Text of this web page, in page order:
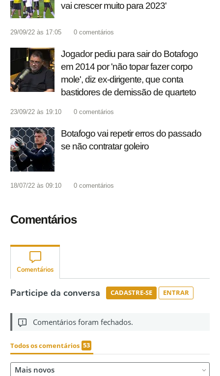
vai crescer muito para 2023'
29/09/22 às 17:05 0 comentários
Jogador pediu para sair do Botafogo
em 2014 por 'não topar fazer corpo
mole', diz ex-dirigente, que conta
bastidores de demissão de quarteto
23/09/22 às 19:10 0 comentários
Botafogo vai repetir erros do passado
se não contratar goleiro
18/07/22 às 09:10 0 comentários
Comentários